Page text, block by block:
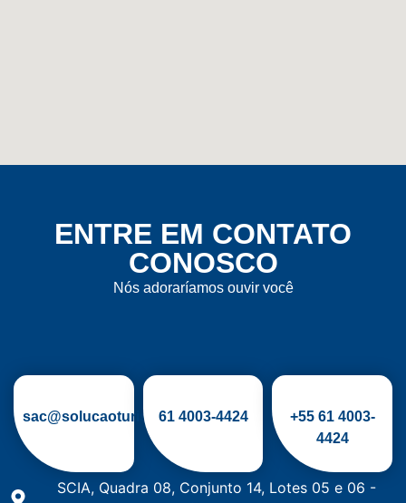
ENTRE EM CONTATO
CONOSCO
Nós adoraríamos ouvir você
sac@solucaoturismo.com.br
61 4003-4424
+55 61 4003-
4424
SCIA, Quadra 08, Conjunto 14, Lotes 05 e 06 -